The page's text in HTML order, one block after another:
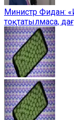
Министр Фидан:
тоқтатылмаса,